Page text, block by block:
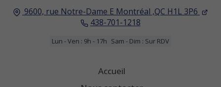
9600, rue Notre-Dame E Montréal ,QC H1L 3P6
438-701-1218
Lun - Ven : 9h - 17h Sam - Dim : Sur RDV
Accueil